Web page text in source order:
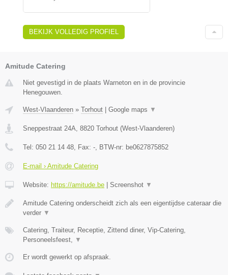
BEKIJK VOLLEDIG PROFIEL
Amitude Catering
Niet gevestigd in de plaats Warneton en in de provincie
Henegouwen.
West-Vlaanderen » Torhout | Google maps ▼
Sneppestraat 24A 8820 Torhout (West-Vlaanderen)
Tel: 050 21 14 48 , Fax: - , BTW-nr: be0627875852
E-mail › Amitude Catering
Website: https://amitude.be | Screenshot ▼
Amitude Catering onderscheidt zich als een eigentijdse cateraar die
verder ▼
Catering, Traiteur, Receptie, Zittend diner, Vip-Catering,
Personeelsfeest,
▼
Er wordt gewerkt op afspraak.